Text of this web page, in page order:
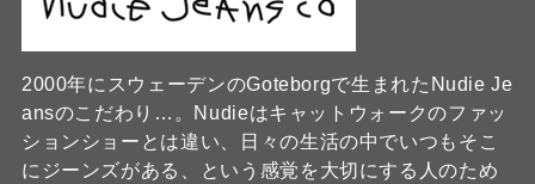
2000年にスウェーデンのGoteborgで生まれたNudie Je
ansのこだわり…。Nudieはキャットウォークのファッ
ションショーとは違い、日々の生活の中でいつもそこ
にジーンズがある、という感覚を大切にする人のため